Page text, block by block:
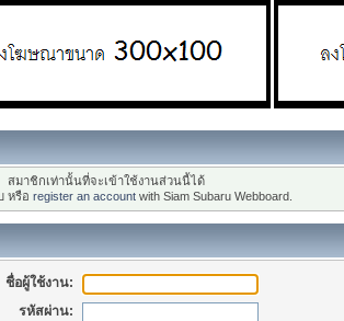
สมาชิกเท่านั้นที่จะเข้าใช้งานส่วนนี้ได้
หรือ register an account with Siam Subaru Webboard.
ชื่อผู้ใช้งาน:
รหัสผ่าน: